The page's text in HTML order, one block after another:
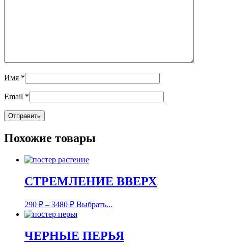
Имя *
Email *
Похожие товары
СТРЕМЛЕНИЕ ВВЕРХ
290 ₽ – 3480 ₽ Выбрать...
ЧЕРНЫЕ ПЕРЬЯ